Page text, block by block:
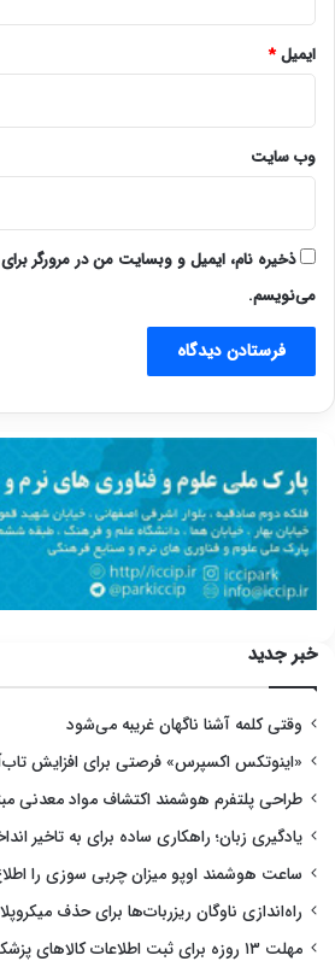
ایمیل*
وب‌ سایت
ذخیره نام، ایمیل و وبسایت من در مرورگر
می‌نویسم.
خبر جدید
وقتی کلمه آشنا ناگهان غریبه می‌شود
«اینوتکس اکسپرس» فرصتی برای افزایش
طراحی پلتفرم هوشمند اکتشاف مواد
یادگیری زبان؛ راهکاری ساده برای به تاخیر
ساعت هوشمند اوپو میزان چربی سوزی را
راه‌اندازی ناوگان ریزربات‌ها برای حذف
مهلت ۱۳ روزه برای ثبت اطلاعات کالاهای پزشکی